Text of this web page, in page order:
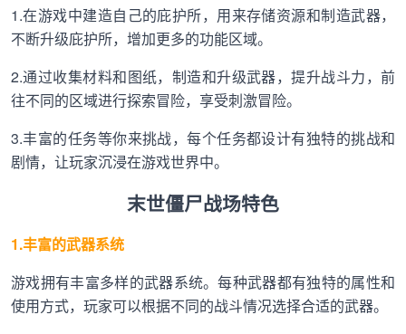
1.在游戏中建造自己的庇护所，用来存储资源和制造武器，
不断升级庇护所，增加更多的功能区域。
2.通过收集材料和图纸，制造和升级武器，提升战斗力，前
往不同的区域进行探索冒险，享受刺激冒险。
3.丰富的任务等你来挑战，每个任务都设计有独特的挑战和
剧情，让玩家沉浸在游戏世界中。
末世僵尸战场特色
1.丰富的武器系统
游戏拥有丰富多样的武器系统。每种武器都有独特的属性和
使用方式，玩家可以根据不同的战斗情况选择合适的武器。